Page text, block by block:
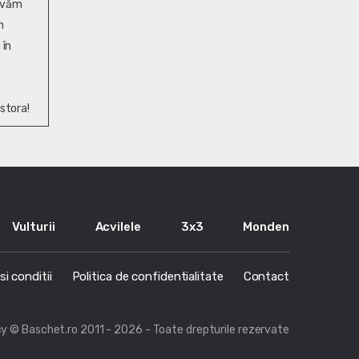
Vulturii Acvilele 3x3 Monden
conditii Politica de confidentialitate Contact
© Baschet.ro 2011 - 2026 - Toate drepturile rezervate